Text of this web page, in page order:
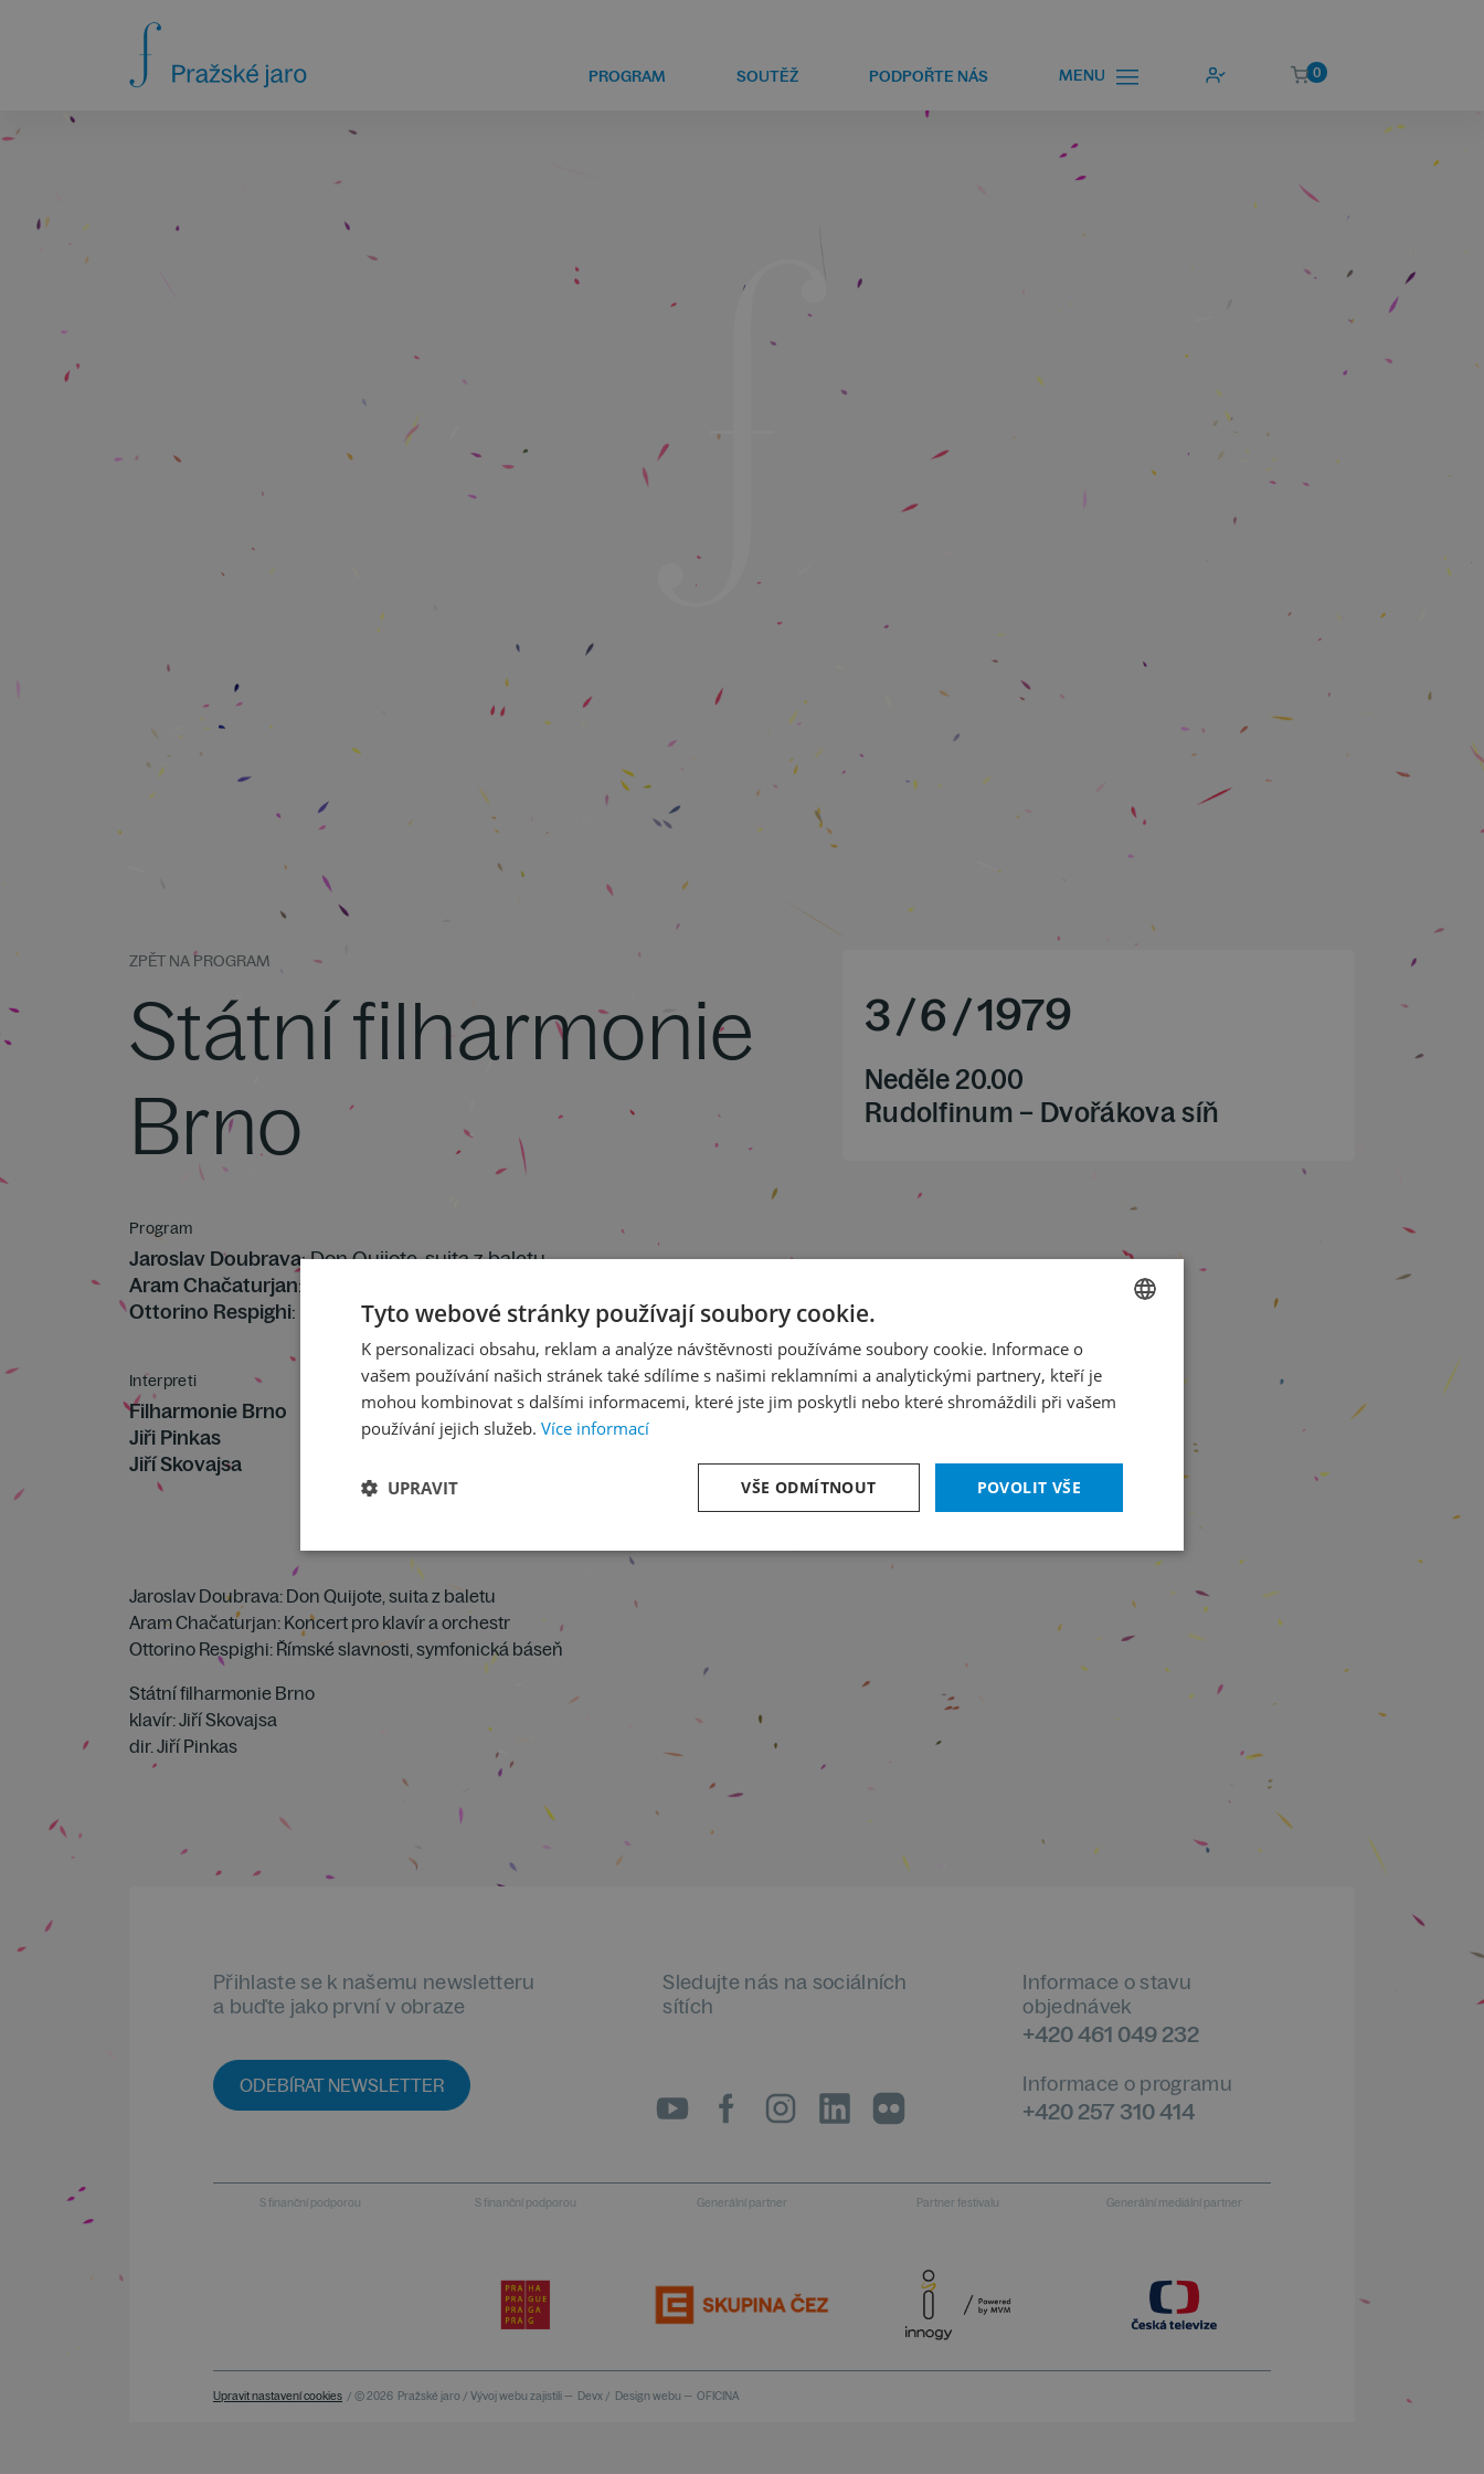
PROGRAM SOUTĚŽ PODPOŘTE NÁS MENU 0
ZPĚT NA PROGRAM
Státní filharmonie
Brno
Program
Jaroslav Doubrava: Don Quijote, suita z baletu
Aram Chačaturjan: Koncert pro klavír a orchestr
Ottorino Respighi: Římské slavnosti, symfonická báseň
Interpreti
Filharmonie Brno
Jiři Pinkas
Jiří Skovajsa
3/6/1979
Neděle 20.00
Rudolfinum – Dvořákova síň
Jaroslav Doubrava: Don Quijote, suita z baletu
Aram Chačaturjan: Koncert pro klavír a orchestr
Ottorino Respighi: Římské slavnosti, symfonická báseň
Státní filharmonie Brno
klavír: Jiří Skovajsa
dir. Jiří Pinkas
Přihlaste se k našemu newsletteru
a buďte jako první v obraze
ODEBÍRAT NEWSLETTER
Sledujte nás na sociálních
sítích
Informace o stavu
objednávek
+420 461 049 232
Informace o programu
+420 257 310 414
S finanční podporou S finanční podporou Generální partner Partner festivalu Generální mediální partner
Upravit nastavení cookies / © 2026 Pražské jaro / Vývoj webu zajistili — Devx / Design webu — OFICINA
ENGLISH
Tyto webové stránky používají soubory cookie.
K personalizaci obsahu, reklam a analýze návštěvnosti používáme soubory cookie. Informace o
vašem používání našich stránek také sdílíme s našimi reklamními a analytickými partnery, kteří je
mohou kombinovat s dalšími informacemi, které jste jim poskytli nebo které shromáždili při vašem
používání jejich služeb. Více informací
POVOLIT VŠE
VŠE ODMÍTNOUT
UPRAVIT